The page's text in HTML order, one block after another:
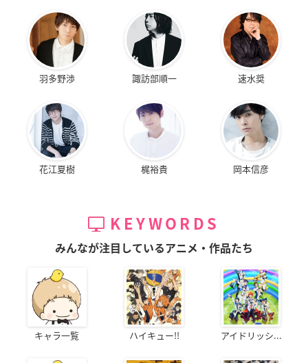
羽多野渉 諏訪部順一 速水奨
花江夏樹 梶裕貴 岡本信彦
KEYWORDS
みんなが注目しているアニメ・作品たち
キャラ一覧 ハイキュー!! アイドリッシ...